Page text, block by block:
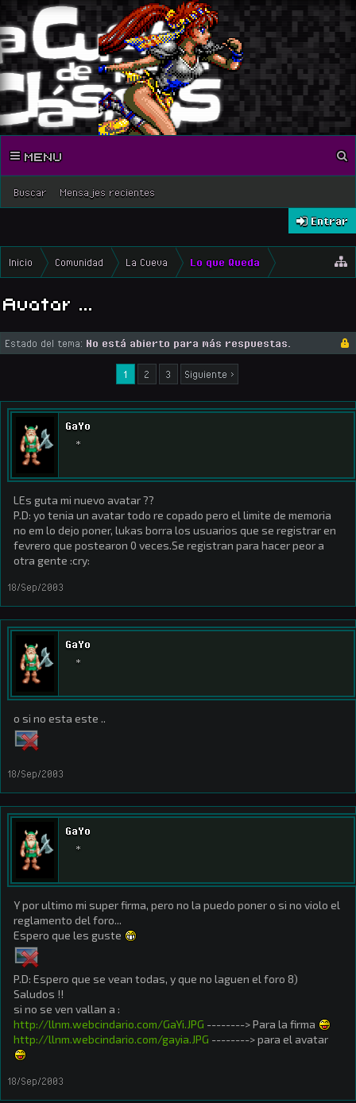
Buscar Mensajes recientes
MENU
Entrar
Inicio Comunidad La Cueva Lo que Queda
Avatar ...
Estado del tema: No está abierto para más respuestas.
1 2 3 Siguiente >
GaYo
*
LEs guta mi nuevo avatar ??
P.D: yo tenia un avatar todo re copado pero el limite de memoria
no em lo dejo poner, lukas borra los usuarios que se registrar en
fevrero que postearon 0 veces.Se registran para hacer peor a
otra gente :cry:
18/Sep/2003
GaYo
*
o si no esta este ..
18/Sep/2003
GaYo
*
Y por ultimo mi super firma, pero no la puedo poner o si no violo el
reglamento del foro...
Espero que les guste
P.D: Espero que se vean todas, y que no laguen el foro 8)
Saludos !!
si no se ven vallan a :
http://llnm.webcindario.com/GaYi.JPG --------> Para la firma
http://llnm.webcindario.com/gayia.JPG --------> para el avatar
18/Sep/2003